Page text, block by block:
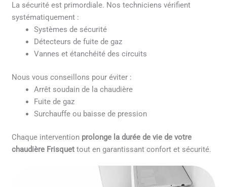
La sécurité est primordiale. Nos techniciens vérifient
systématiquement :
Systèmes de sécurité
Détecteurs de fuite de gaz
Vannes et étanchéité des circuits
Nous vous conseillons pour éviter :
Arrêt soudain de la chaudière
Fuite de gaz
Surchauffe ou baisse de pression
Chaque intervention prolonge la durée de vie de votre
chaudière Frisquet tout en garantissant confort et sécurité.